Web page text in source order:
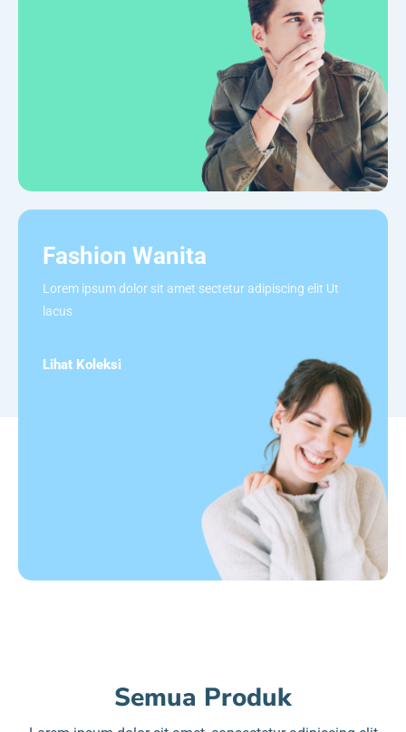
Fashion Wanita
Lorem ipsum dolor sit amet sectetur adipiscing elit Ut
lacus
Lihat Koleksi
Semua Produk